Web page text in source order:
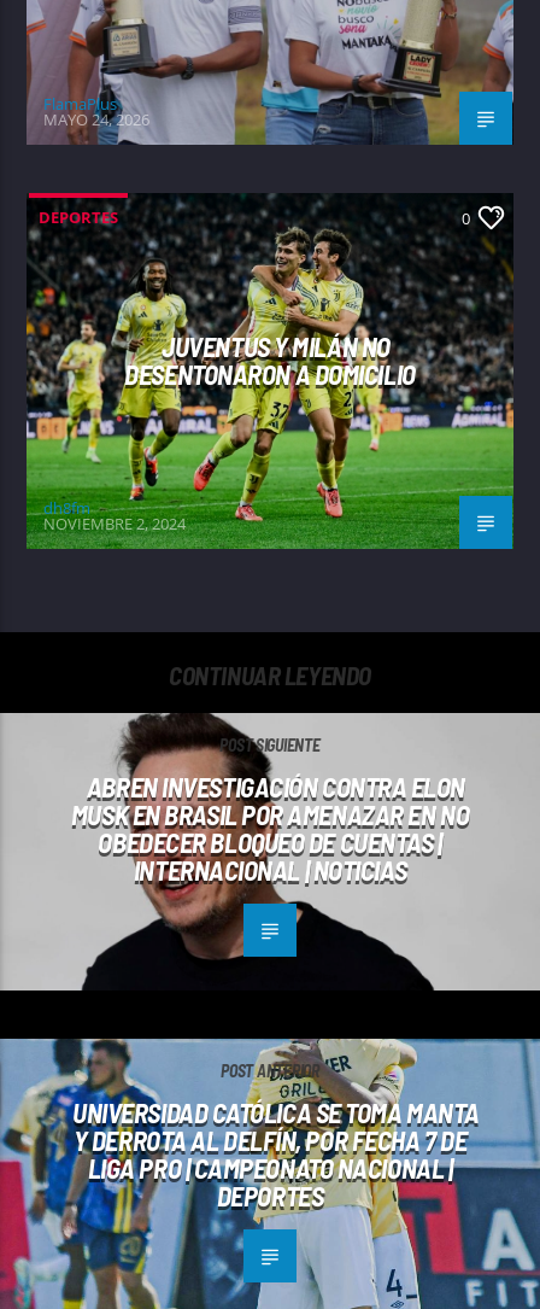
FlamaPlus
MAYO 24, 2026
DEPORTES 0
JUVENTUS Y MILÁN NO
DESENTONARON A DOMICILIO
dh8fm
NOVIEMBRE 2, 2024
CONTINUAR LEYENDO
POST SIGUIENTE
ABREN INVESTIGACIÓN CONTRA ELON
MUSK EN BRASIL POR AMENAZAR EN NO
OBEDECER BLOQUEO DE CUENTAS |
INTERNACIONAL | NOTICIAS
POST ANTERIOR
UNIVERSIDAD CATÓLICA SE TOMA MANTA
Y DERROTA AL DELFÍN, POR FECHA 7 DE
LIGA PRO | CAMPEONATO NACIONAL |
DEPORTES